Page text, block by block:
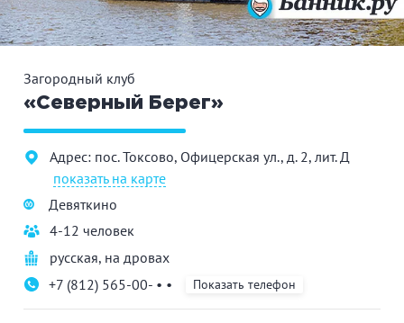
Загородный клуб
«Северный Берег»
Адрес: пос. Токсово, Офицерская ул., д. 2, лит. Д
показать на карте
Девяткино
4-12 человек
русская, на дровах
+7 (812) 565-00- • •
Показать телефон